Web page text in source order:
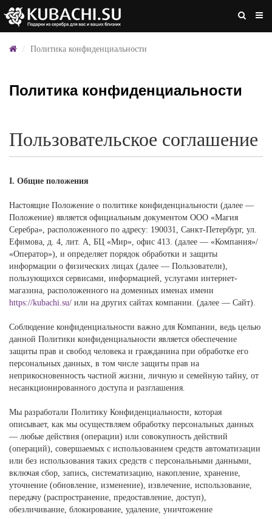
Политика конфиденциальности
Политика конфиденциальности
Пользовательское соглашение
I. Общие положения
Настоящие Положение о политике конфиденциальности (далее —
Положение) является официальным документом ООО «Магия
Серебра», расположенного по адресу: 190031, Санкт-Петербург, ул.
Ефимова, д. 4, лит. А, БЦ «Мир», офис 413. (далее — «Компания»/
«Оператор»), и определяет порядок обработки и защиты
информации о физических лицах (далее — Пользователи),
пользующихся сервисами, информацией, услугами интернет-
магазина, расположенного на доменных именах имени
https://kubachi.su/ или на других сайтах компании. (далее — Сайт).
Соблюдение конфиденциальности важно для Компании, ведь целью
данной Политики конфиденциальности является обеспечение
защиты прав и свобод человека и гражданина при обработке его
персональных данных, в том числе защиты прав на
неприкосновенность частной жизни, личную и семейную тайну, от
несанкционированного доступа и разглашения.
Мы разработали Политику Конфиденциальности, которая
описывает, как мы осуществляем обработку персональных данных
— любые действия (операции) или совокупность действий
(операций), совершаемых с использованием средств автоматизации
или без использования таких средств с персональными данными,
включая сбор, запись, систематизацию, накопление, хранение,
уточнение (обновление, изменение), извлечение, использование,
передачу (распространение, предоставление, доступ),
обезличивание, блокирование, удаление, уничтожение